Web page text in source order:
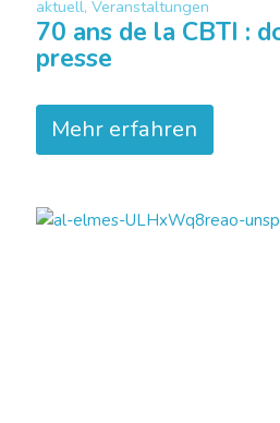
aktuell, Veranstaltungen
70 ans de la CBTI :
presse
Mehr erfahren